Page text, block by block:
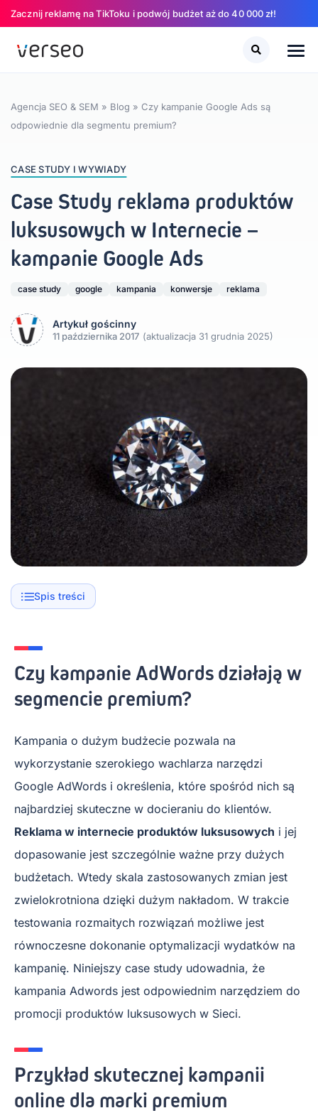
Zacznij reklamę na TikToku i podwój budżet aż do 40 000 zł!
Agencja SEO & SEM » Blog » Czy kampanie Google Ads są
odpowiednie dla segmentu premium?
Szukaj Szukaj
CASE STUDY I WYWIADY
Case Study reklama produktów
luksusowych w Internecie –
kampanie Google Ads
case study google kampania konwersje reklama
Artykuł gościnny
11 października 2017 (aktualizacja 31 grudnia 2025)
Spis treści
Czy kampanie AdWords działają w
segmencie premium?
Kampania o dużym budżecie pozwala na
wykorzystanie szerokiego wachlarza narzędzi
Google AdWords i określenia, które spośród nich są
najbardziej skuteczne w docieraniu do klientów.
Reklama w internecie produktów luksusowych i jej
dopasowanie jest szczególnie ważne przy dużych
budżetach. Wtedy skala zastosowanych zmian jest
zwielokrotniona dzięki dużym nakładom. W trakcie
testowania rozmaitych rozwiązań możliwe jest
równoczesne dokonanie optymalizacji wydatków na
kampanię. Niniejszy case study udowadnia, że
kampania Adwords jest odpowiednim narzędziem do
promocji produktów luksusowych w Sieci.
Przykład skutecznej kampanii
online dla marki premium